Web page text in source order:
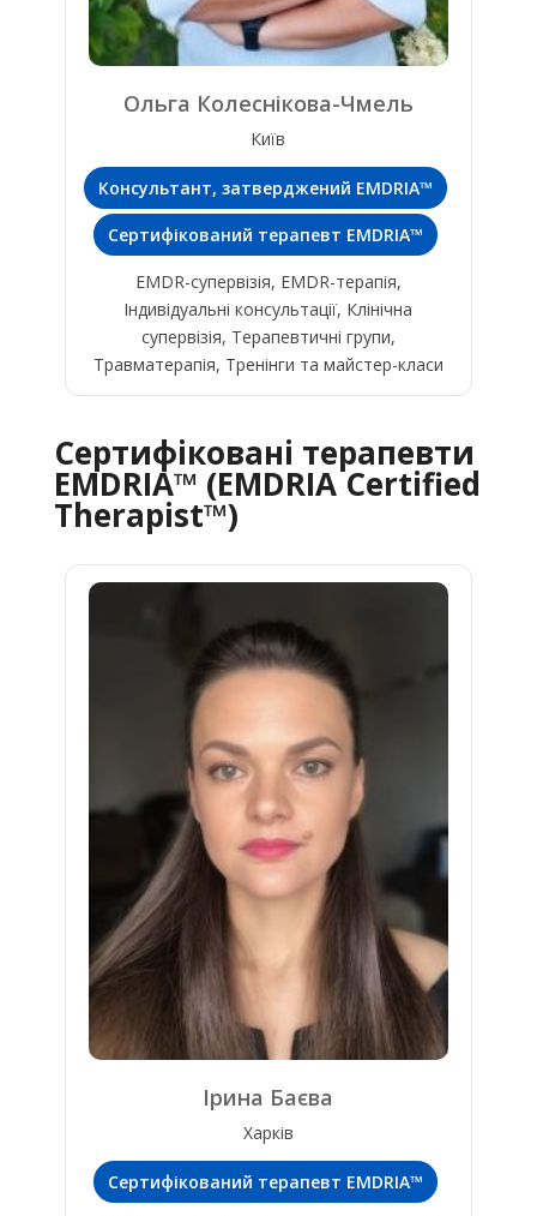
Ольга Колеснікова-Чмель
Київ
Консультант, затверджений EMDRIA™
Сертифікований терапевт EMDRIA™
EMDR-супервізія, EMDR-терапія,
Індивідуальні консультації, Клінічна
супервізія, Терапевтичні групи,
Травматерапія, Тренінги та майстер-класи
Сертифіковані терапевти
EMDRIA™ (EMDRIA Certified
Therapist™)
Ірина Баєва
Харків
Сертифікований терапевт EMDRIA™